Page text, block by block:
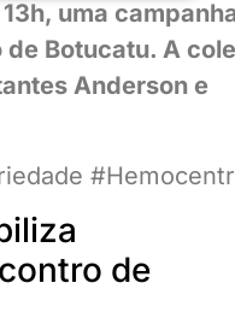
uma
Botucatu. A
Anderson e
de